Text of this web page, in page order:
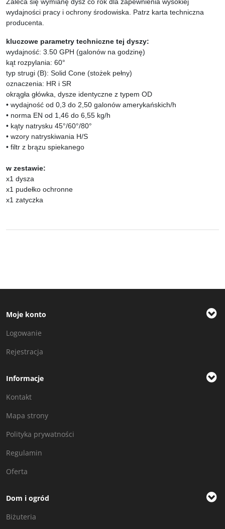
wydajności pracy i ochrony środowiska. Patrz karta techniczna
producenta.
kluczowe parametry techniczne tej dyszy:
wydajność: 3.50 GPH (galonów na godzinę)
kąt rozpylania: 60°
typ strugi (B): Solid Cone (stożek pełny)
oznaczenia: HR i SR
okrągła główka, dysze identyczne z typem OD
• wydajność od 0,3 do 2,50 galonów amerykańskich/h
• norma EN od 1,46 do 6,55 kg/h
• kąty natrysku 45°/60°/80°
• wzory natryskiwania H/S
• filtr z brązu spiekanego
w zestawie:
x1 dysza
x1 pudełko ochronne
x1 zatyczka
Moje konto
Logowanie
Rejestracja
Informacje
Kontakt
Mapa strony
Polityka prywatności
Regulamin
Oferta
Dom i ogród
Biżuteria